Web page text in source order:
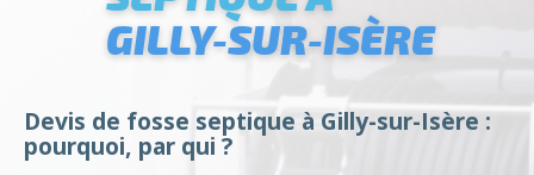
GILLY-SUR-ISÈRE
Devis de fosse septique à Gilly-sur-Isère :
pourquoi, par qui ?